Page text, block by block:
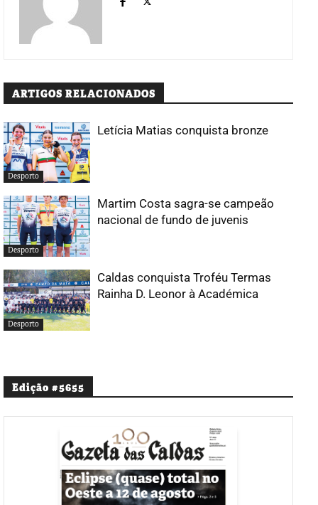
ARTIGOS RELACIONADOS
Desporto
Letícia Matias conquista bronze
Desporto
Martim Costa sagra-se campeão
nacional de fundo de juvenis
Desporto
Caldas conquista Troféu Termas
Rainha D. Leonor à Académica
Edição #5655